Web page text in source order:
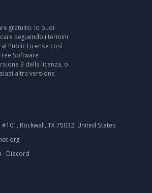
gratuito: lo puoi
seguendo i termini
Public License così
Software
3 della licenza, o
altra versione
#101, Rockwall, TX 75032, United States
· Discord